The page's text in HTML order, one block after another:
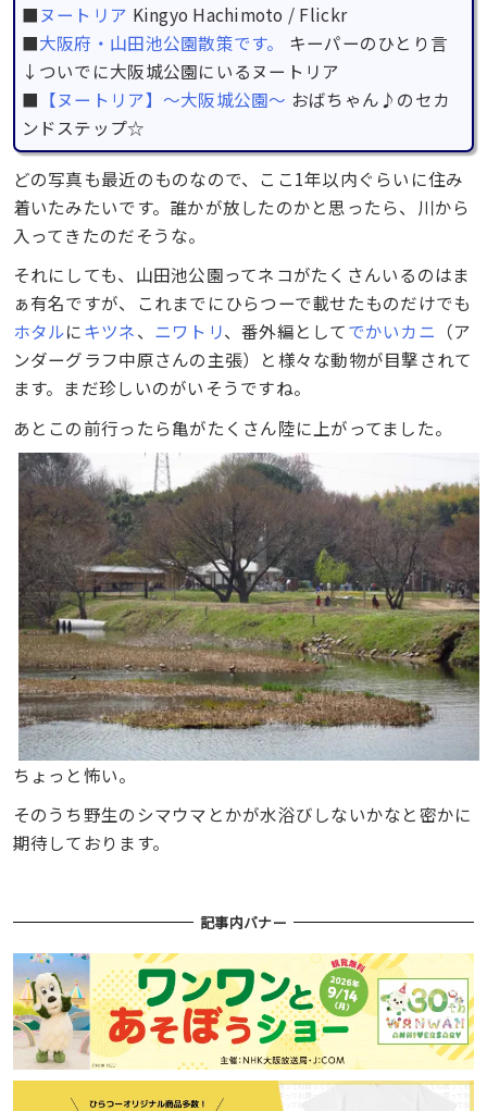
■ヌートリア Kingyo Hachimoto / Flickr
■大阪府・山田池公園散策です。
キーパーのひとり言
↓ついでに大阪城公園にいるヌートリア
■ 【ヌートリア】～大阪城公園～ おばちゃん♪のセカ
ンドステップ☆
どの写真も最近のものなので、ここ1年以内ぐらいに住み
着いたみたいです。誰かが放したのかと思ったら、川から
入ってきたのだそうな。
それにしても、山田池公園ってネコがたくさんいるのはま
ぁ有名ですが、これまでにひらつーで載せたものだけでも
ホタルにキツネ、 ニワトリ、番外編としてでかいカニ （ア
ンダーグラフ中原さんの主張）と様々な動物が目撃されて
ます。まだ珍しいのがいそうですね。
あとこの前行ったら亀がたくさん陸に上がってました。
ちょっと怖い。
そのうち野生のシマウマとかが水浴びしないかなと密かに
期待しております。
記事内バナー